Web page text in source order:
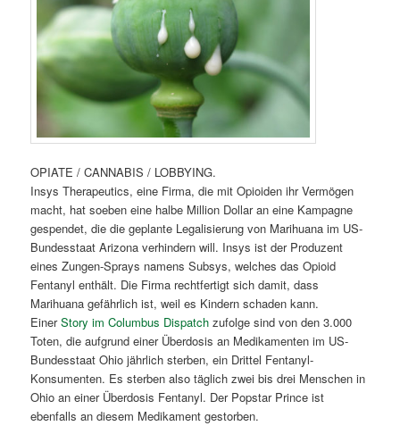
OPIATE / CANNABIS / LOBBYING.
Insys Therapeutics, eine Firma, die mit Opioiden ihr Vermögen
macht, hat soeben eine halbe Million Dollar an eine Kampagne
gespendet, die die geplante Legalisierung von Marihuana im US-
Bundesstaat Arizona verhindern will. Insys ist der Produzent
eines Zungen-Sprays namens Subsys, welches das Opioid
Fentanyl enthält. Die Firma rechtfertigt sich damit, dass
Marihuana gefährlich ist, weil es Kindern schaden kann.
EinerStory im Columbus Dispatch zufolge sind von den 3.000
Toten, die aufgrund einer Überdosis an Medikamenten im US-
Bundesstaat Ohio jährlich sterben, ein Drittel Fentanyl-
Konsumenten. Es sterben also täglich zwei bis drei Menschen in
Ohio an einer Überdosis Fentanyl. Der Popstar Prince ist
ebenfalls an diesem Medikament gestorben.